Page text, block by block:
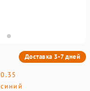
Доставка 3-7 дней
0.35
синий